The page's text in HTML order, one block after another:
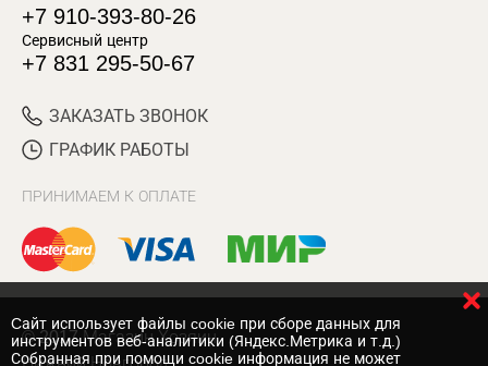
+7 910-393-80-26
Сервисный центр
+7 831 295-50-67
ЗАКАЗАТЬ ЗВОНОК
ГРАФИК РАБОТЫ
ПРИНИМАЕМ К ОПЛАТЕ
© 2017 Магазин Хозяин
Cайт использует файлы cookie при сборе данных для
инструментов веб-аналитики (Яндекс.Метрика и т.д.)
Собранная при помощи cookie информация не может